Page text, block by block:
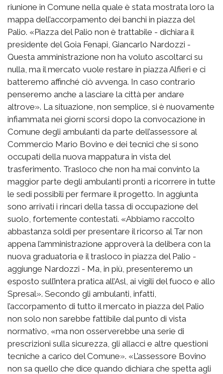
riunione in Comune nella quale è stata mostrata loro la
mappa dell’accorpamento dei banchi in piazza del
Palio. «Piazza del Palio non è trattabile - dichiara il
presidente del Goia Fenapi, Giancarlo Nardozzi -
Questa amministrazione non ha voluto ascoltarci su
nulla, ma il mercato vuole restare in piazza Alfieri e ci
batteremo affinché ciò avvenga. In caso contrario
penseremo anche a lasciare la città per andare
altrove». La situazione, non semplice, si è nuovamente
infiammata nei giorni scorsi dopo la convocazione in
Comune degli ambulanti da parte dell’assessore al
Commercio Mario Bovino e dei tecnici che si sono
occupati della nuova mappatura in vista del
trasferimento. Trasloco che non ha mai convinto la
maggior parte degli ambulanti pronti a ricorrere in tutte
le sedi possibili per fermare il progetto. In aggiunta
sono arrivati i rincari della tassa di occupazione del
suolo, fortemente contestati. «Abbiamo raccolto
abbastanza soldi per presentare il ricorso al Tar non
appena l’amministrazione approverà la delibera con la
nuova graduatoria e il trasloco in piazza del Palio -
aggiunge Nardozzi - Ma, in più, presenteremo un
esposto sull’intera pratica all’Asl, ai vigili del fuoco e allo
Spresal». Secondo gli ambulanti, infatti,
l’accorpamento di tutto il mercato in piazza del Palio
non solo non sarebbe fattibile dal punto di vista
normativo, «ma non osserverebbe una serie di
prescrizioni sulla sicurezza, gli allacci e altre questioni
tecniche a carico del Comune». «L’assessore Bovino
non sa quello che dice quando dichiara che spetta agli